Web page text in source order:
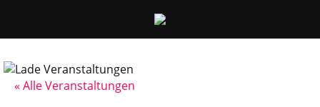
« Alle Veranstaltungen